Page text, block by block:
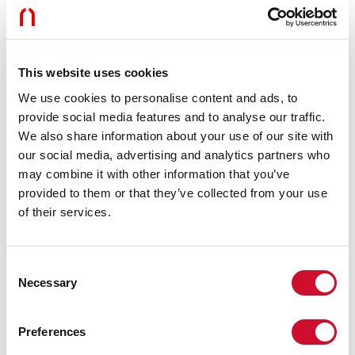
This website uses cookies
We use cookies to personalise content and ads, to
provide social media features and to analyse our traffic.
We also share information about your use of our site with
our social media, advertising and analytics partners who
may combine it with other information that you’ve
provided to them or that they’ve collected from your use
of their services.
Selection
Necessary
Preferences
Dimmen:
Lengte:
244mm
Gewicht:
0.175kg
Technische gegevens
Armatuurlichtstroom:
743lm
IP:
20
Isolatieklasse:
III
Aantal voedingen per armatuur:
Lichtbron:
LED